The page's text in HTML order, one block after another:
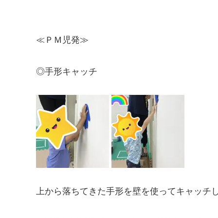
≪ＰＭ児発≫
◎手形キャッチ
上から落ちてきた手形を壁を使ってキャッチ